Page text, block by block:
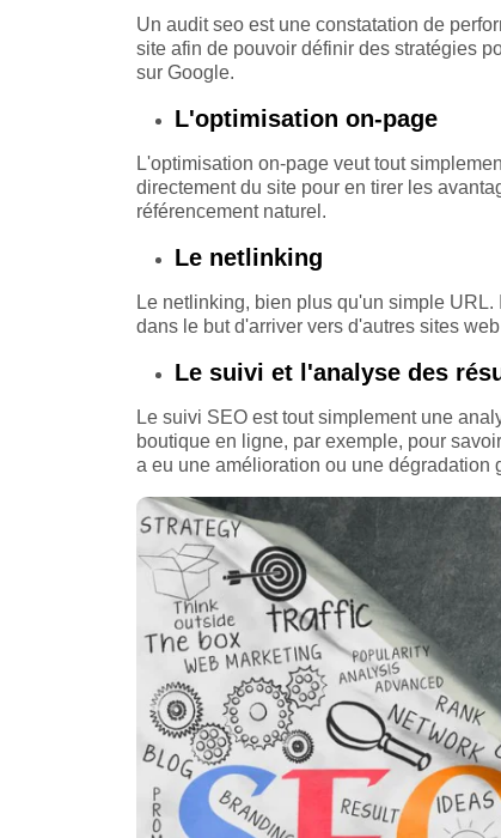
Un audit seo est une constatation de
site afin de pouvoir définir des stratégies
sur Google.
L'optimisation on-page
L'optimisation on-page veut tout
directement du site pour en tirer les
référencement naturel.
Le netlinking
Le netlinking, bien plus qu'un simple
dans le but d'arriver vers d'autres sites
Le suivi et l'analyse des
Le suivi SEO est tout simplement une
boutique en ligne, par exemple, pour
a eu une amélioration ou une dégradation